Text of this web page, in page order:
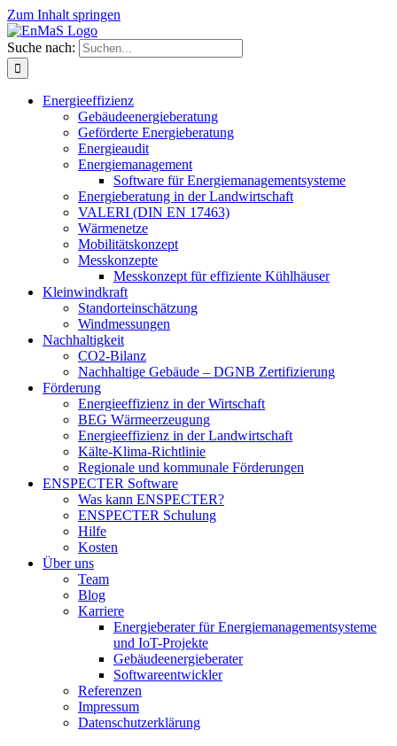
Zum Inhalt springen
Suche nach:
Energieeffizienz
Gebäudeenergieberatung
Geförderte Energieberatung
Energieaudit
Energiemanagement
Software für Energiemanagementsysteme
Energieberatung in der Landwirtschaft
VALERI (DIN EN 17463)
Wärmenetze
Mobilitätskonzept
Messkonzepte
Messkonzept für effiziente Kühlhäuser
Kleinwindkraft
Standorteinschätzung
Windmessungen
Nachhaltigkeit
CO2-Bilanz
Nachhaltige Gebäude – DGNB Zertifizierung
Förderung
Energieeffizienz in der Wirtschaft
BEG Wärmeerzeugung
Energieeffizienz in der Landwirtschaft
Kälte-Klima-Richtlinie
Regionale und kommunale Förderungen
ENSPECTER Software
Was kann ENSPECTER?
ENSPECTER Schulung
Hilfe
Kosten
Über uns
Team
Blog
Karriere
Energieberater für Energiemanagementsysteme
und IoT-Projekte
Gebäudeenergieberater
Softwareentwickler
Referenzen
Impressum
Datenschutzerklärung